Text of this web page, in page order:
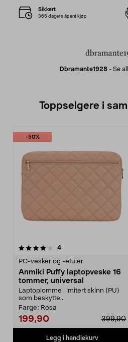
Dbramante1928- Se
Sikkert
365 dagers åpent kjøp
Toppselgere i
-50%
4anmeldelser
PC-vesker og -etuier
Anmiki Puffy laptopveske 16
tommer, universal
Laptoplomme i imitert skinn (PU)
som beskytte...
Farge: Rosa
199,90 399,90
Legg i handlekurv
4.0 av 5 stjerner